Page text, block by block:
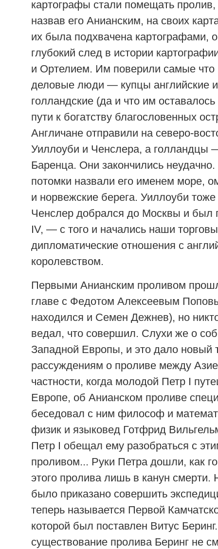
картографы стали помещать пролив,
назвав его Анианским, на своих
их была подхвачена картографами,
глубокий след в истории
и Ортелием. Им поверили самые что
деловые люди — купцы английские
голландские (да и что им
пути к богатству благословенных
Англичане отправили на северо-
Уиллоуби и Ченслера, а голландцы
Баренца. Они закончились
потомки назвали его именем море,
и норвежские берега. Уиллоуби тоже
Ченслер добрался до Москвы и был
IV, — с того и начались наши
дипломатические отношения с
королевством.
Первыми Анианским проливом
главе с Федотом Алексеевым
находился и Семен Дежнев), но
ведал, что совершил. Слухи же о
Западной Европы, и это дало новый
рассуждениям о проливе между
частности, когда молодой Петр I
Европе, об Анианском проливе
беседовал с ним философ и
физик и языковед Готфрид
Петр I обещал ему разобраться с
проливом... Руки Петра дошли, как
этого пролива лишь в канун
было приказано совершить
теперь называется Первой
которой был поставлен Витус
существование пролива Беринг не